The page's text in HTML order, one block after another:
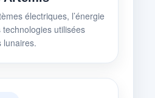
électriques, l’énergie
utilisées
lunaires.